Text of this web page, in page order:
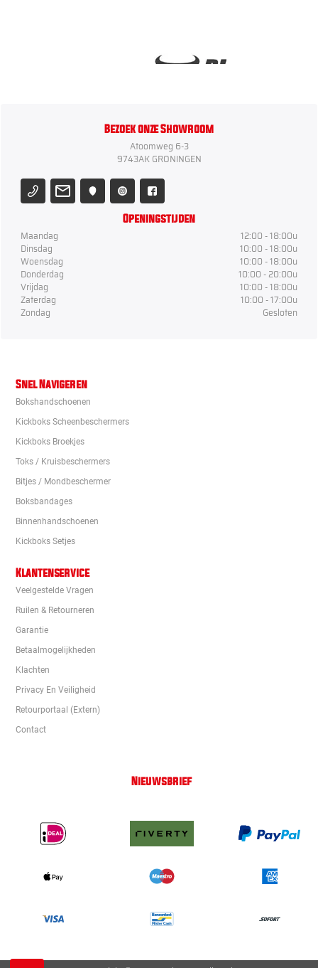
Bezoek onze Showroom
Atoomweg 6-3
9743AK GRONINGEN
Openingstijden
Maandag
12:00 - 18:00u
Dinsdag
10:00 - 18:00u
Woensdag
10:00 - 18:00u
Donderdag
10:00 - 20:00u
Vrijdag
10:00 - 18:00u
Zaterdag
10:00 - 17:00u
Zondag
Gesloten
Snel Navigeren
Bokshandschoenen
Kickboks Scheenbeschermers
Kickboks Broekjes
Toks / Kruisbeschermers
Bitjes / Mondbeschermer
Boksbandages
Binnenhandschoenen
Kickboks Setjes
Klantenservice
Veelgestelde Vragen
Ruilen & Retourneren
Garantie
Betaalmogelijkheden
Klachten
Privacy En Veiligheid
Retourportaal (extern)
Contact
Nieuwsbrief